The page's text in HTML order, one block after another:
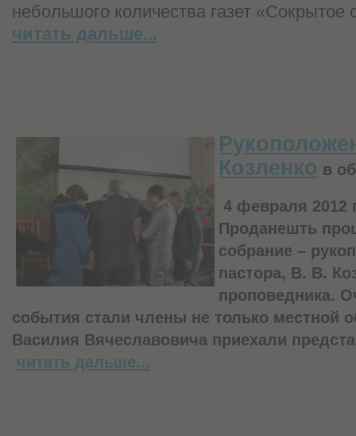
небольшого количества газет
читать дальше...
Козленко в
4 февраля 2012
Проданешть
собрание –
пастора, В. В.
проповедника.
события стали члены не только местной
Василия Вячеславовича приехали
читать дальше...